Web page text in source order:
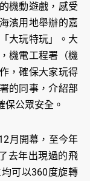
機動遊戲，感受
濱用地舉辦的嘉
大玩特玩」。大
機電工程署（機
，確保大家玩得
的同事，介紹部
保公眾安全。
月開幕，至今年
去年出現過的飛
可以360度旋轉